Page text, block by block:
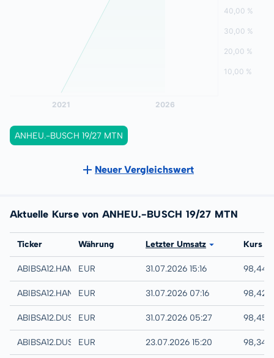
ANHEU.-BUSCH 19/27 MTN
Neuer Vergleichswert
Aktuelle Kurse von ANHEU.-BUSCH 19/27 MTN
Börse
Ticker Währung Letzter Umsatz Kurs
Hamburg
ABIBSA12.HAMBEUR 31.07.2026 15:16 98,44
Hannover
ABIBSA12.HANB EUR 31.07.2026 07:16 98,42
Quotrix
ABIBSA12.DUSD EUR 31.07.2026 05:27 98,45
Düsseldorf
ABIBSA12.DUSB EUR 23.07.2026 15:20 98,34